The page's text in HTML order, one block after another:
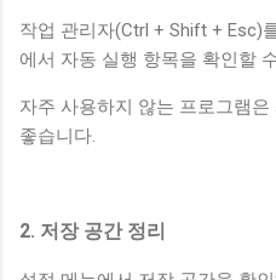
작업 관리자(Ctrl + Shift + Esc)
에서 자동 실행 항목을 확인할
자주 사용하지 않는 프로그램
좋습니다.
2. 저장 공간 정리